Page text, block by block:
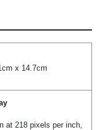
x 14.7cm
at 218 pixels per inch,